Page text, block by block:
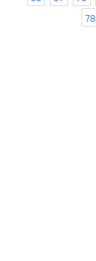
78